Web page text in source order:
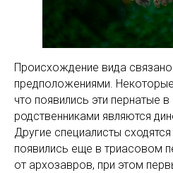
Происхождение вида
предположениями.
что появились эти пернатые
родственниками являются
Другие специалисты
появились еще в триасовом
от архозавров, при этом